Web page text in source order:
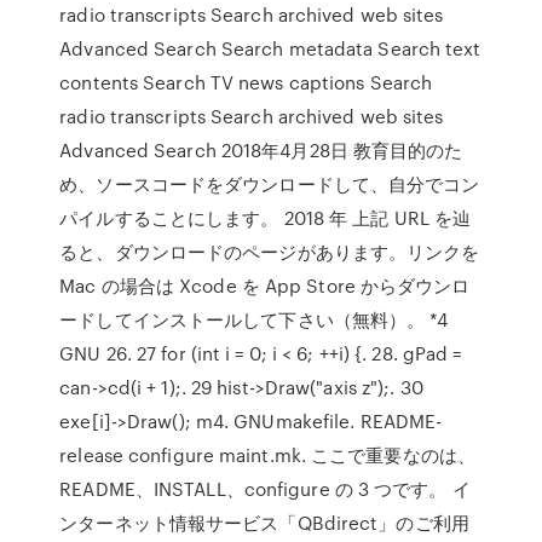
radio transcripts Search archived web sites
Advanced Search Search metadata Search text
contents Search TV news captions Search
radio transcripts Search archived web sites
Advanced Search 2018年4月28日 教育目的のた
め、ソースコードをダウンロードして、自分でコン
パイルすることにします。 2018 年 上記 URL を辿
ると、ダウンロードのページがあります。リンクを
Mac の場合は Xcode を App Store からダウンロ
ードしてインストールして下さい（無料）。 *4
GNU 26. 27 for (int i = 0; i < 6; ++i) {. 28. gPad =
can->cd(i + 1);. 29 hist->Draw("axis z");. 30
exe[i]->Draw(); m4. GNUmakefile. README-
release configure maint.mk. ここで重要なのは、
README、INSTALL、configure の 3 つです。 イ
ンターネット情報サービス「QBdirect」のご利用